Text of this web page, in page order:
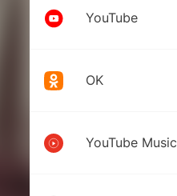
YouTube
OK
YouTube Music